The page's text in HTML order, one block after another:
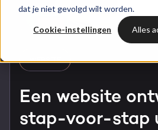
dat je niet gevolgd wilt worden.
Cookie-instellingen Alles
HubSpot integraties
GROWTH SERVICES
WELKOM BIJ BRIGHT
Team
Contact
Inspiratie
Blog
Events & webinars
WEBSITE
Een website
stap-voor-stap